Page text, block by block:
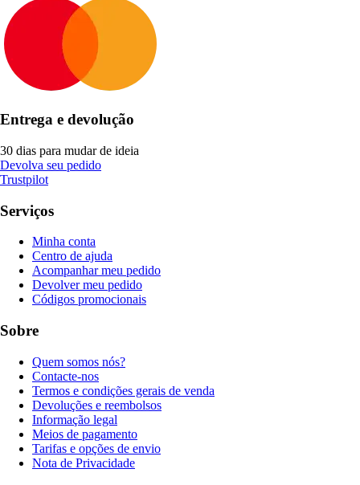
Entrega e devolução
30 dias para mudar de ideia
Devolva seu pedido
Trustpilot
Serviços
Minha conta
Centro de ajuda
Acompanhar meu pedido
Devolver meu pedido
Códigos promocionais
Sobre
Quem somos nós?
Contacte-nos
Termos e condições gerais de venda
Devoluções e reembolsos
Informação legal
Meios de pagamento
Tarifas e opções de envio
Nota de Privacidade